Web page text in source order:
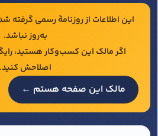
این اطلاعات از روزنامهٔ رسمی
به‌روز نباشد.
اگر مالک این کسب‌وکار هستید،
اصلاحش کنید.
مالک این صفحه هستم ←